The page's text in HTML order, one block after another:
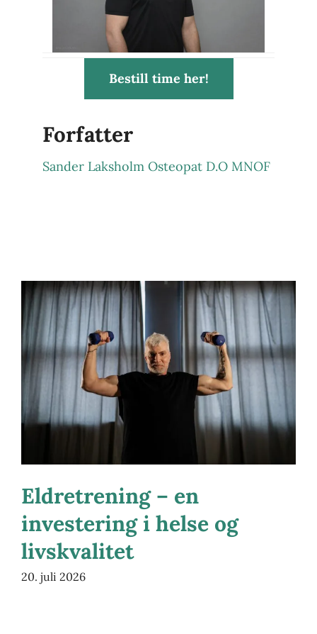
Bestill time her!
Forfatter
Sander Laksholm Osteopat D.O MNOF
Eldretrening – en
investering i helse og
livskvalitet
20. juli 2026